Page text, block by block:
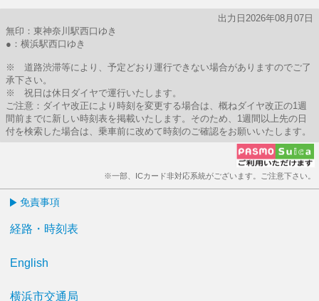
出力日2026年08月07日
無印：東神奈川駅西口ゆき
●：横浜駅西口ゆき
※ 道路渋滞等により、予定どおり運行できない場合がありますのでご了
承下さい。
※ 祝日は休日ダイヤで運行いたします。
ご注意：ダイヤ改正により時刻を変更する場合は、概ねダイヤ改正の1週
間前までに新しい時刻表を掲載いたします。そのため、1週間以上先の日
付を検索した場合は、乗車前に改めて時刻のご確認をお願いいたします。
※一部、ICカード非対応系統がございます。ご注意下さい。
免責事項
経路・時刻表
English
横浜市交通局